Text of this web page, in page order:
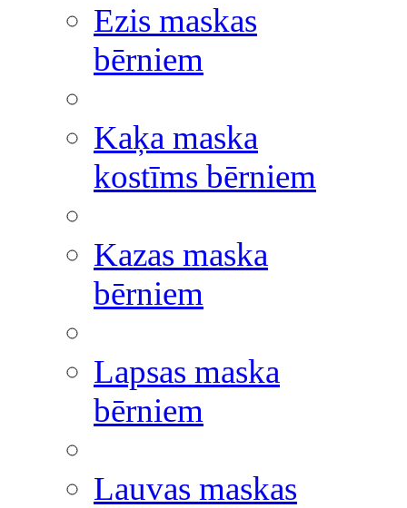
Ezis maskas
bērniem
Kaķa maska
kostīms bērniem
Kazas maska
bērniem
Lapsas maska
bērniem
Lauvas maskas